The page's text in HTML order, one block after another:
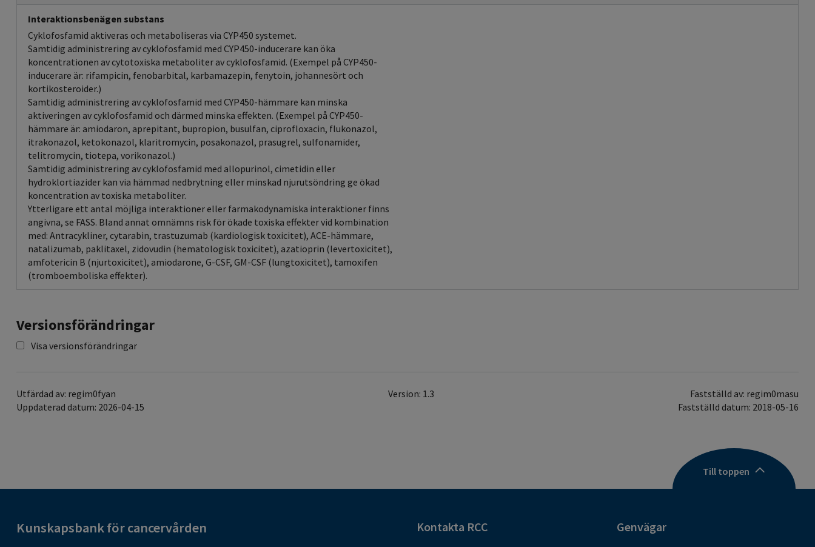
Interaktionsbenägen substans
Cyklofosfamid aktiveras och metaboliseras via CYP450 systemet.
Samtidig administrering av cyklofosfamid med CYP450-inducerare kan öka
koncentrationen av cytotoxiska metaboliter av cyklofosfamid. (Exempel på CYP450-
inducerare är: rifampicin, fenobarbital, karbamazepin, fenytoin, johannesört och
kortikosteroider.)
Samtidig administrering av cyklofosfamid med CYP450-hämmare kan minska
aktiveringen av cyklofosfamid och därmed minska effekten. (Exempel på CYP450-
hämmare är: amiodaron, aprepitant, bupropion, busulfan, ciprofloxacin, flukonazol,
itrakonazol, ketokonazol, klaritromycin, posakonazol, prasugrel, sulfonamider,
telitromycin, tiotepa, vorikonazol.)
Samtidig administrering av cyklofosfamid med allopurinol, cimetidin eller
hydroklortiazider kan via hämmad nedbrytning eller minskad njurutsöndring ge ökad
koncentration av toxiska metaboliter.
Ytterligare ett antal möjliga interaktioner eller farmakodynamiska interaktioner finns
angivna, se FASS. Bland annat omnämns risk för ökade toxiska effekter vid kombination
med: Antracykliner, cytarabin, trastuzumab (kardiologisk toxicitet), ACE-hämmare,
natalizumab, paklitaxel, zidovudin (hematologisk toxicitet), azatioprin (levertoxicitet),
amfotericin B (njurtoxicitet), amiodarone, G-CSF, GM-CSF (lungtoxicitet), tamoxifen
(tromboemboliska effekter).
Versionsförändringar
Visa versionsförändringar
Utfärdad av: regim0fyan
Uppdaterad datum: 2026-04-15
Version: 1.3
Fastställd av: regim0masu
Fastställd datum: 2018-05-16
Till toppen
Kunskapsbank för cancervården Kontakta RCC Genvägar